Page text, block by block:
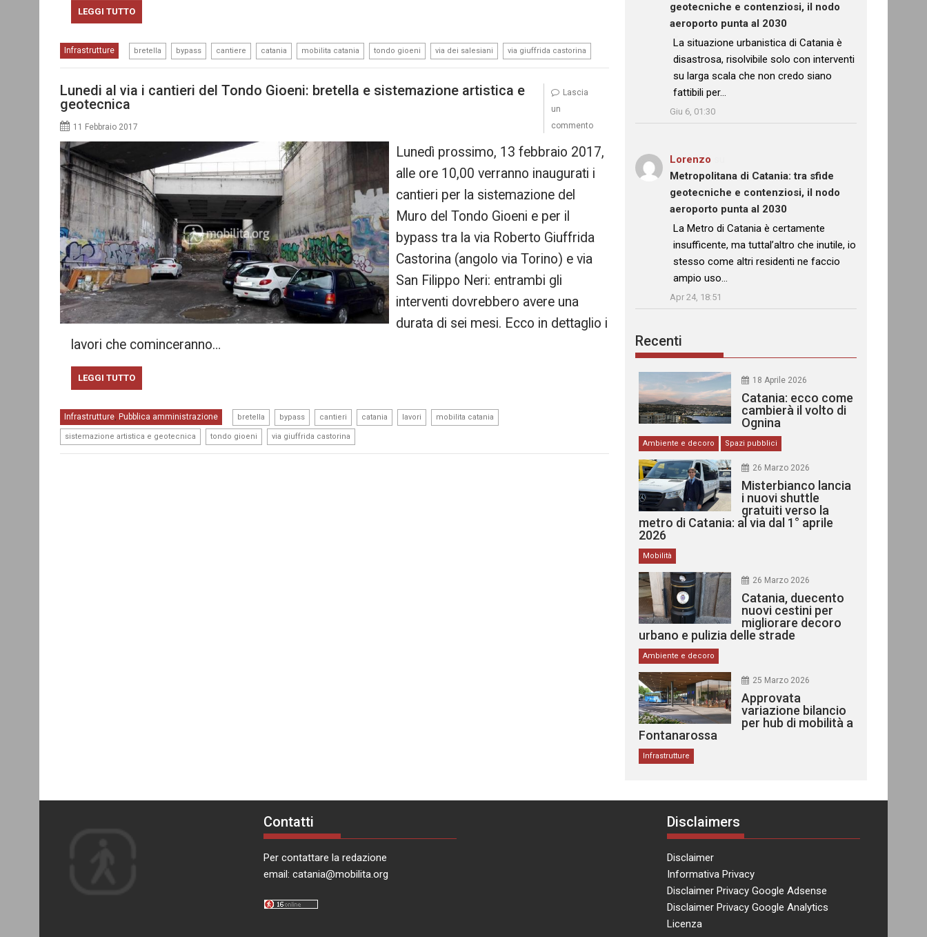
LEGGI TUTTO
Infrastrutture bretella bypass cantiere catania mobilita catania tondo gioeni via dei salesiani via giuffrida castorina
Lunedi al via i cantieri del Tondo Gioeni: bretella e sistemazione artistica e
geotecnica
11 Febbraio 2017
Lunedì prossimo, 13 febbraio 2017,
alle ore 10,00 verranno inaugurati i
cantieri per la sistemazione del
Muro del Tondo Gioeni e per il
bypass tra la via Roberto Giuffrida
Castorina (angolo via Torino) e via
San Filippo Neri: entrambi gli
interventi dovrebbero avere una
durata di sei mesi. Ecco in dettaglio i
lavori che cominceranno…
LEGGI TUTTO
Infrastrutture, Pubblica amministrazione bretella bypass cantieri catania lavori mobilita catania
sistemazione artistica e geotecnica tondo gioeni via giuffrida castorina
Lascia
un
commento
geotecniche e contenziosi, il nodo
aeroporto punta al 2030
: “La situazione urbanistica di Catania è
disastrosa, risolvibile solo con interventi
su larga scala che non credo siano
fattibili per…
Giu 6, 01:30
Lorenzo
Metropolitana di Catania: tra sfide
geotecniche e contenziosi, il nodo
aeroporto punta al 2030
: “La Metro di Catania è certamente
insufficente, ma tuttal’altro che inutile, io
stesso come altri residenti ne faccio
ampio uso…
Apr 24, 18:51
Recenti
18 Aprile 2026
Catania: ecco come
cambierà il volto di
Ognina
Ambiente e decoro Spazi pubblici
26 Marzo 2026
Misterbianco lancia
i nuovi shuttle
gratuiti verso la
metro di Catania: al via dal 1° aprile
2026
Mobilità
26 Marzo 2026
Catania, duecento
nuovi cestini per
migliorare decoro
urbano e pulizia delle strade
Ambiente e decoro
25 Marzo 2026
Approvata
variazione bilancio
per hub di mobilità a
Fontanarossa
Infrastrutture
Contatti
Per contattare la redazione
email: catania@mobilita.org
Disclaimers
Disclaimer
Informativa Privacy
Disclaimer Privacy Google Adsense
Disclaimer Privacy Google Analytics
Licenza